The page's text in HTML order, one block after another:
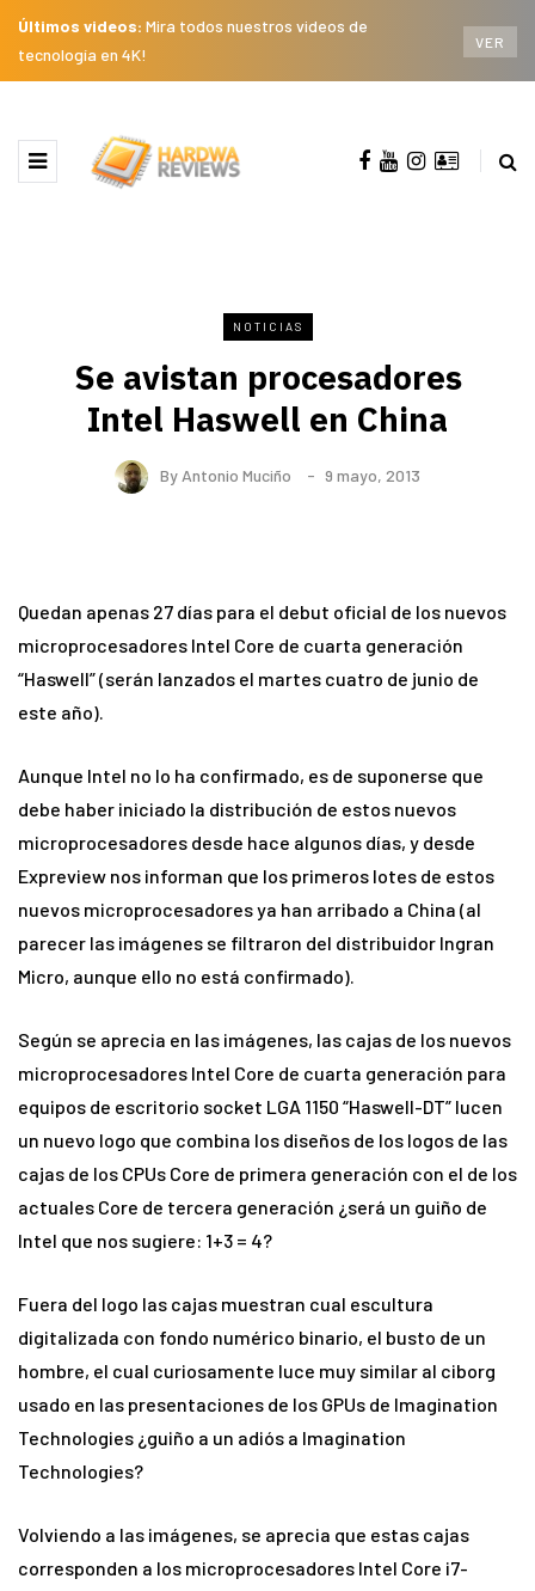
Últimos videos: Mira todos nuestros videos de
tecnología en 4K!
VER
NOTICIAS
Se avistan procesadores
Intel Haswell en China
By Antonio Muciño 9 mayo, 2013
Quedan apenas 27 días para el debut oficial de los nuevos
microprocesadores Intel Core de cuarta generación
“Haswell” (serán lanzados el martes cuatro de junio de
este año).
Aunque Intel no lo ha confirmado, es de suponerse que
debe haber iniciado la distribución de estos nuevos
microprocesadores desde hace algunos días, y desde
Expreview nos informan que los primeros lotes de estos
nuevos microprocesadores ya han arribado a China (al
parecer las imágenes se filtraron del distribuidor Ingran
Micro, aunque ello no está confirmado).
Según se aprecia en las imágenes, las cajas de los nuevos
microprocesadores Intel Core de cuarta generación para
equipos de escritorio socket LGA 1150 “Haswell-DT” lucen
un nuevo logo que combina los diseños de los logos de las
cajas de los CPUs Core de primera generación con el de los
actuales Core de tercera generación ¿será un guiño de
Intel que nos sugiere: 1+3 = 4?
Fuera del logo las cajas muestran cual escultura
digitalizada con fondo numérico binario, el busto de un
hombre, el cual curiosamente luce muy similar al ciborg
usado en las presentaciones de los GPUs de Imagination
Technologies ¿guiño a un adiós a Imagination
Technologies?
Volviendo a las imágenes, se aprecia que estas cajas
corresponden a los microprocesadores Intel Core i7-